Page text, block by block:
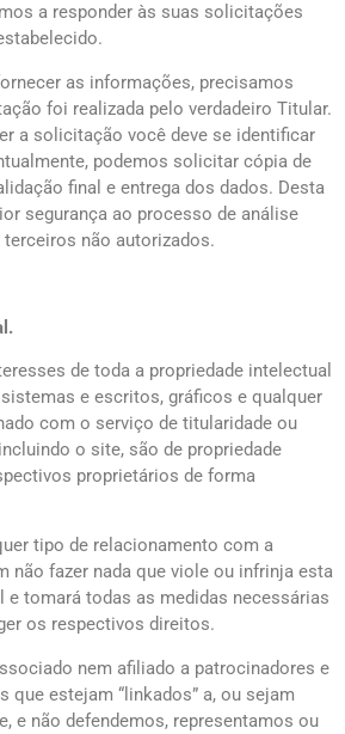
a responder às suas solicitações
as informações, precisamos
foi realizada pelo verdadeiro Titular.
a solicitação você deve se identificar
podemos solicitar cópia de
final e entrega dos dados. Desta
segurança ao processo de análise
não autorizados.
de toda a propriedade intelectual
e escritos, gráficos e qualquer
com o serviço de titularidade ou
o site, são de propriedade
proprietários de forma
tipo de relacionamento com a
não fazer nada que viole ou infrinja esta
e tomará todas as medidas necessárias
os respectivos direitos.
nem afiliado a patrocinadores e
que estejam “linkados” a, ou sejam
e não defendemos, representamos ou